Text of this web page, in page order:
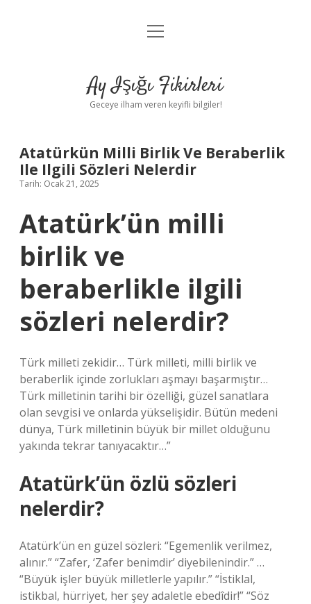
Anasayfa
Yasal Uyarı
menüyü
Ay Işığı Fikirleri
Geceye ilham veren keyifli bilgiler!
Atatürkün Milli Birlik Ve Beraberlik
Ile Ilgili Sözleri Nelerdir
Tarih: Ocak 21, 2025
Atatürk’ün milli
birlik ve
beraberlikle ilgili
sözleri nelerdir?
Türk milleti zekidir… Türk milleti, milli birlik ve
beraberlik içinde zorlukları aşmayı başarmıştır…
Türk milletinin tarihi bir özelliği, güzel sanatlara
olan sevgisi ve onlarda yükselişidir. Bütün medeni
dünya, Türk milletinin büyük bir millet olduğunu
yakında tekrar tanıyacaktır…”
Atatürk’ün özlü sözleri
nelerdir?
Atatürk’ün en güzel sözleri: “Egemenlik verilmez,
alınır.” “Zafer, ‘Zafer benimdir’ diyebilenindir.” …
“Büyük işler büyük milletlerle yapılır.” “İstiklal,
istikbal, hürriyet, her şey adaletle ebedîdir!” “Söz